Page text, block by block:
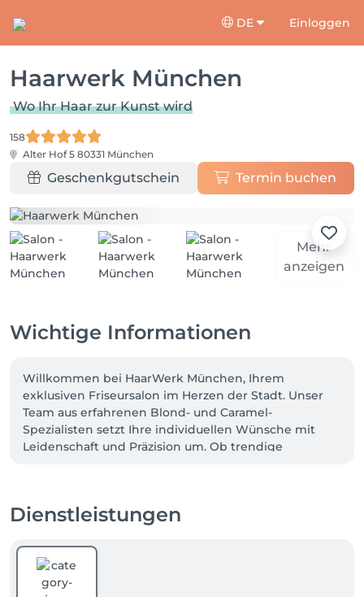
DE Einloggen
Haarwerk München
Wo Ihr Haar zur Kunst wird
158
Alter Hof 5 80331 München
Geschenkgutschein Termin buchen
Mehr
anzeigen
Wichtige Informationen
Willkommen bei HaarWerk München, Ihrem
exklusiven Friseursalon im Herzen der Stadt. Unser
Team aus erfahrenen Blond- und Caramel-
Spezialisten setzt Ihre individuellen Wünsche mit
Leidenschaft und Präzision um. Ob trendige
persönliche Beratung und erstklassigen Service, der
Dienstleistungen